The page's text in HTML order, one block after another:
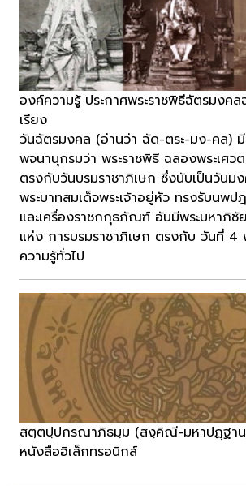
องค์ความรู้ ประกาศพระราชพิธีฉัตรมงค
เรียง
วันฉัตรมงคล (อ่านว่า ฉัด-ตระ-มง-คล)
พจนานุกรมว่า พระราชพิธี ฉลองพระเศว
ตรงกับวันบรมราชาภิเษก ซึ่งนับเป็นวัน
พระบาทสมเด็จพระเจ้าอยู่หัว ทรงรับนพป
และเครื่องราชกกุธภัณฑ์ อันมีพระมหาภิชั
แห่ง การบรมราชาภิเษก ตรงกับ วันที่
ความรู้ทั่วไป
สตฺตปฺปกรณาภิธมฺม (สงฺคิณี-มหาปฏฺฐาน
หนังสืออิเล็กทรอนิกส์